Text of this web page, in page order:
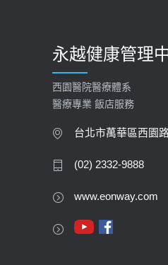
永越健康管理
西園醫院醫療體系
醫療專業 飯店服務
台北市萬華區西園
(02) 2332-9888
www.eonway.com